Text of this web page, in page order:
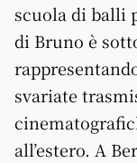
scuola di balli
di Bruno è
svariate
all’estero. A